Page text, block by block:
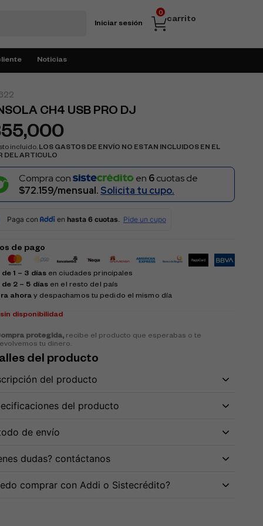
Iniciar sesión carrito
0
Noticias
CH4 USB PRO DJ
incluido. LOS GASTOS DE ENVÍO NO ESTAN INCLUIDOS EN EL
DEL ARTICULO
Compra con en 6cuotas de
$72.159/mensual. Solicita tu cupo.
de pago
1 – 3 días en ciudades principales
2 – 5 días en el resto del país
ahora y despachamos tu pedido el mismo día
sin disponibilidad
protegida,recibe el producto que esperabas o te
tu dinero.
del producto
del producto
del producto
de envío
dudas? contáctanos
comprar con Addi o Sistecrédito?